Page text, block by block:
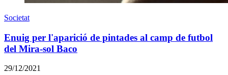
Societat
Enuig per l'aparició de pintades al camp de futbol
del Mira-sol Baco
29/12/2021